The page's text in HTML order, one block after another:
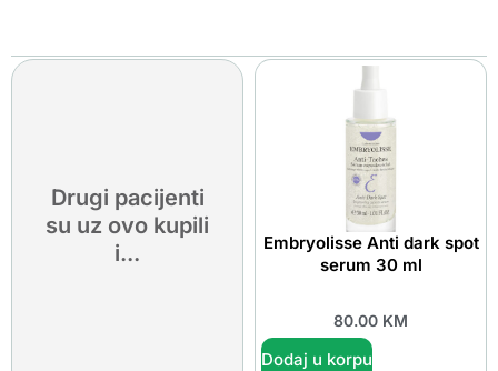
Drugi pacijenti
su uz ovo kupili
i...
Embryolisse Anti dark spot
serum 30 ml
80.00 KM
Dodaj u korpu